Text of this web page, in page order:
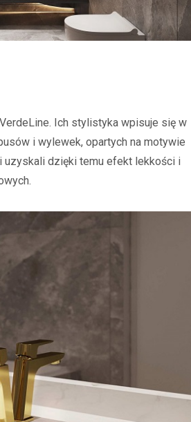
Ich stylistyka wpisuje się w
i wylewek, opartych na motywie
uzyskali dzięki temu efekt lekkości i